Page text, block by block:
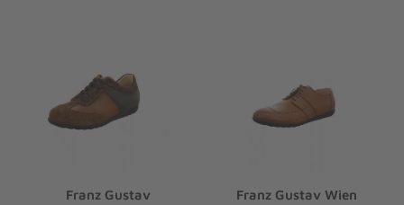
Franz Gustav
Franz Gustav Wien